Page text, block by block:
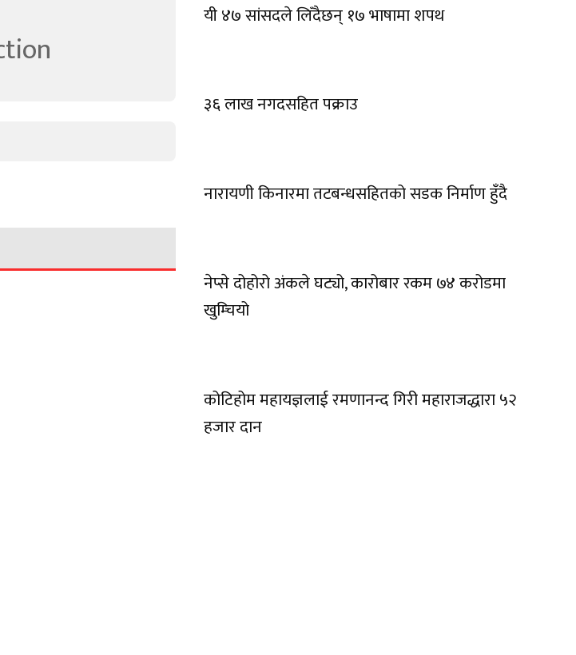
यी ४७ सांसदले लिँदैछन् १७ भाषामा शपथ
३६ लाख नगदसहित पक्राउ
नारायणी किनारमा तटबन्धसहितको सडक निर्माण हुँदै
नेप्से दोहोरो अंकले घट्यो, कारोबार रकम ७४ करोडमा
खुम्चियो
कोटिहोम महायज्ञलाई रमणानन्द गिरी महाराजद्धारा ५२
हजार दान